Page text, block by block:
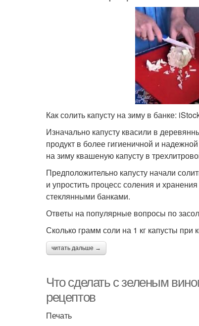
Как солить капусту на зиму в банке:
Изначально капусту квасили в
продукт в более гигиеничной и
на зиму квашеную капусту в
Предположительно капусту начали
и упростить процесс соления и
стеклянными банками.
Ответы на популярные вопросы по
Сколько грамм соли на 1 кг капусты при
читать дальше →
Что сделать с зеленым
рецептов
Печать